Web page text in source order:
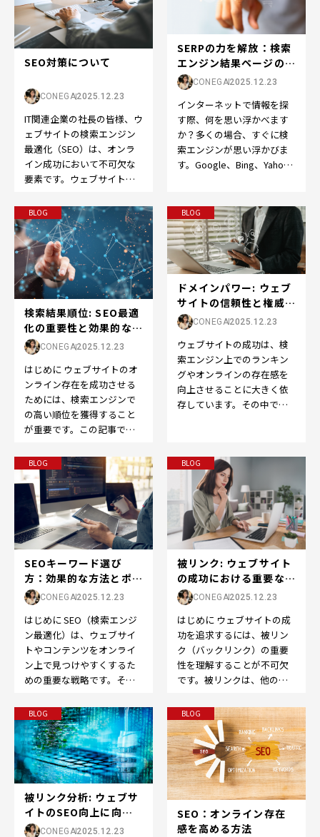
SEO対策について
CONEGA2025.12.23
IT関連企業の社長の皆様、ウ
ェブサイトの検索エンジン
最適化（SEO）は、オンラ
イン成功において不可欠な
要素です。ウェブサイトを
ポイントを押さえてS…
SERPの力を解放：検索
エンジン結果ページの世
界へようこそ
CONEGA2025.12.23
インターネットで情報を探
す際、何を思い浮かべます
か？多くの場合、すぐに検
索エンジンが思い浮かびま
す。Google、Bing、Yahoo
BLOG
検索結果順位: SEO最適
化の重要性と効果的な戦
略 CONEGA2025.12.23
はじめに ウェブサイトのオ
ンライン存在を成功させる
ためには、検索エンジンで
の高い順位を獲得すること
が重要です。この記事で
は「SEO順位」の重要性
と…
BLOG
ドメインパワー: ウェブ
サイトの信頼性と権威の
向上をサポート...
CONEGA2025.12.23
ウェブサイトの成功は、検
索エンジン上でのランキン
グやオンラインの存在感を
向上させることに大きく依
存しています。その中で
BLOG
SEOキーワード選び
方：効果的な方法とポイ
ントCONEGA2025.12.23
はじめに SEO（検索エンジ
ン最適化）は、ウェブサイ
トやコンテンツをオンライ
ン上で見つけやすくするた
めの重要な戦略です。その
の選定は成功の鍵です。…
BLOG
被リンク: ウェブサイト
の成功における重要な役
割 CONEGA2025.12.23
はじめに ウェブサイトの成
功を追求するには、被リン
ク（バックリンク）の重要
性を理解することが不可欠
です。被リンクは、他のウ
ブサイトへのリンクのこ
と…
BLOG
被リンク分析: ウェブサ
イトのSEO向上に向け
た重要なステッ...
CONEGA2025.12.23
BLOG
SEO：オンライン存在
感を高める方法